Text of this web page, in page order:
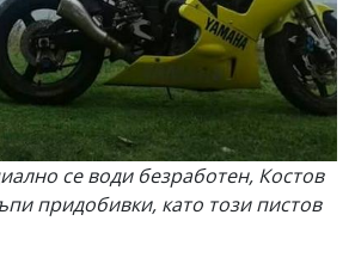
се води безработен, Костов
придобивки, като този пистов